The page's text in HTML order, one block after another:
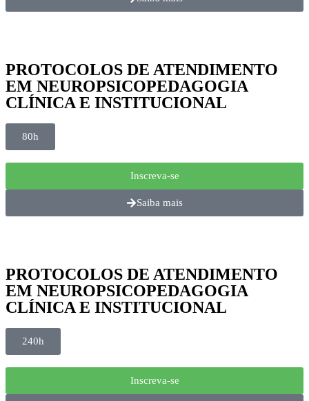
PROTOCOLOS DE ATENDIMENTO
EM NEUROPSICOPEDAGOGIA
CLÍNICA E INSTITUCIONAL
80h
Inscreva-se
Saiba mais
PROTOCOLOS DE ATENDIMENTO
EM NEUROPSICOPEDAGOGIA
CLÍNICA E INSTITUCIONAL
240h
Inscreva-se